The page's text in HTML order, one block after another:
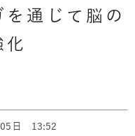
通じて脳の
化
日 13:52